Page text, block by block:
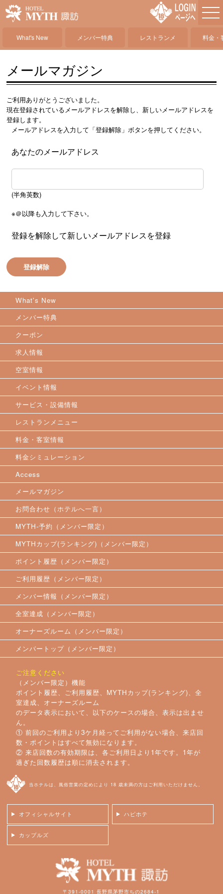
What's New メンバー特典 レストランメ 料金・
メールマガジン
ご利用ありがとうございました。
現在登録されているメールアドレスを解除し、新しいメールアドレスを
登録します。
メールアドレスを入力して「登録解除」ボタンを押してください。
あなたのメールアドレス
(半角英数)
※＠以降も入力して下さい。
登録を解除して新しいメールアドレスを登録
登録解除
What's New
メンバー特典
クーポン
求人情報
空室情報
イベント情報
サービス・設備情報
レストランメニュー
料金・客室情報
料金シミュレーション
Access
メールマガジン
お問合わせ（ホテルへ一言）
MYTH-予約（メンバー限定）
MYTHカップ(ランキング)（メンバー限定）
ポイント履歴（メンバー限定）
ご利用履歴（メンバー限定）
メンバー情報（メンバー限定）
全室達成（メンバー限定）
オーナーズルーム（メンバー限定）
メンバートップ（メンバー限定）
ご注意ください
（メンバー限定）機能
ポイント履歴、ご利用履歴、MYTHカップ(ランキング)、全
室達成、オーナーズルーム
のデータ表示において、以下のケースの場合、表示は出ませ
ん。
① 前回のご利用より3ケ月経ってご利用がない場合、来店回
数・ポイントはすべて無効になります。
② 来店回数の有効期限は、各ご利用日より1年です。1年が
過ぎた回数履歴は順に消去されます。
当ホテルは、風俗営業の定めにより 18 歳未満の方はご利用いただけません。
オフィシャルサイト ハピホテ
カップルズ
〒391-0001 長野県茅野市ちの2684-1